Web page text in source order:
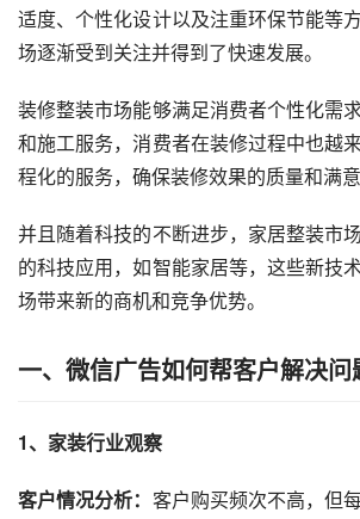
适度、个性化设计以及注重环保节能等
场逐渐受到关注并得到了快速发展。
装修整装市场能够满足消费者个性化需
和施工服务，消费者在装修过程中也越
程化的服务，确保装修效果的质量和满意
并且随着科技的不断进步，家居整装市
的科技应用，如智能家居等，这些新技
场带来新的商机和竞争优势。
一、 微信广告如何帮客户解决问
1、家装行业观察
客户情况分析： 客户购买频次不高，但